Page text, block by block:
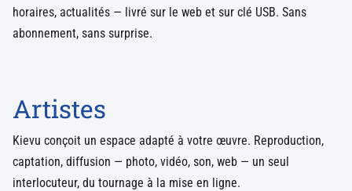
horaires, actualités — livré sur le web et sur clé USB. Sans
abonnement, sans surprise.
Artistes
Kievu conçoit un espace adapté à votre œuvre. Reproduction,
captation, diffusion — photo, vidéo, son, web — un seul
interlocuteur, du tournage à la mise en ligne.